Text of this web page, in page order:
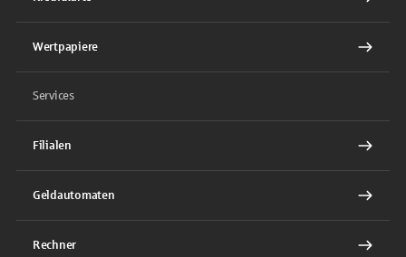
Wertpapiere
Services
Filialen
Geldautomaten
Rechner